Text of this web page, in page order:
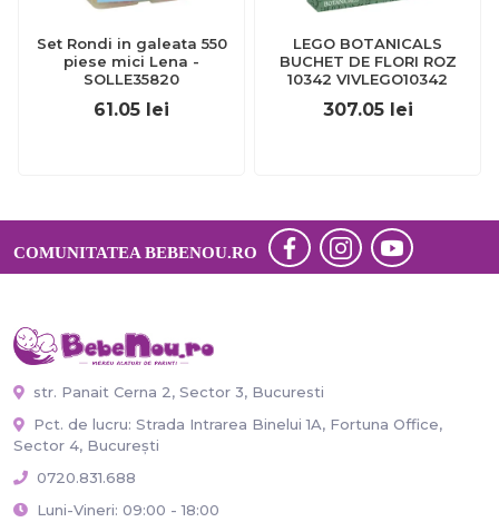
Set Rondi in galeata 550
piese mici Lena -
SOLLE35820
61.05 lei
LEGO BOTANICALS
BUCHET DE FLORI ROZ
10342 VIVLEGO10342
307.05 lei
COMUNITATEA BEBENOU.RO
str. Panait Cerna 2, Sector 3, Bucuresti
Pct. de lucru: Strada Intrarea Binelui 1A, Fortuna Office,
Sector 4, București
0720.831.688
Luni-Vineri: 09:00 - 18:00